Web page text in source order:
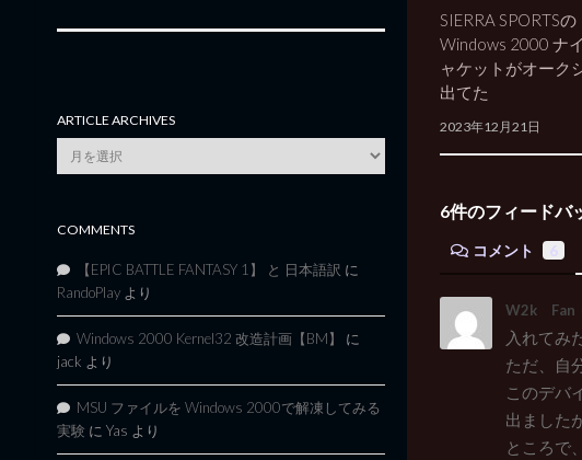
SIERRA SPORTSの
Windows 2000 ナ
ャケットがオーク
出てた
2023年12月21日
6件のフィードバ
コメント
W2k Fan
入れてみ
ただ、自
このデバ
出ました
ところで
ARTICLE ARCHIVES
Article
Archives
COMMENTS
【EPIC BATTLE FANTASY 1】 と 日本語訳 に
RandoPlay より
Windows 2000 Kernel32 改造計画【BM】
に
jack より
MSU ファイルを Windows 2000で解凍してみる
実験 に Yas より